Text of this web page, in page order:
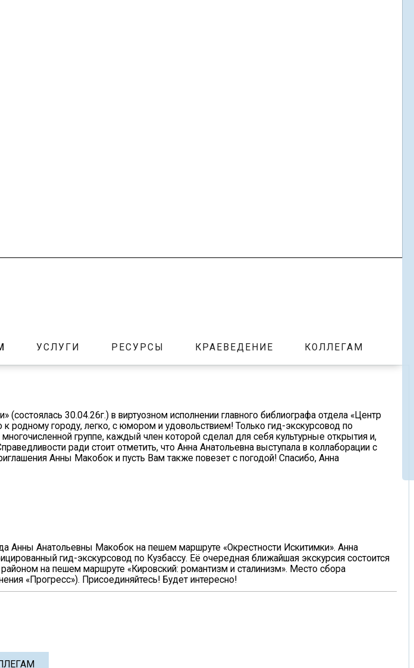
УСЛУГИ РЕСУРСЫ КРАЕВЕДЕНИЕ КОЛЛЕГАМ
30.04.26г.) в виртуозном исполнении главного библиографа отдела «Центр
родному городу, легко, с юмором и удовольствием! Только гид-экскурсовод по
группе, каждый член которой сделал для себя культурные открытия и,
ради стоит отметить, что Анна Анатольевна выступала в коллаборации с
Анны Макобок и пусть Вам также повезет с погодой! Спасибо, Анна
Анны Анатольевны Макобок на пешем маршруте «Окрестности Искитимки». Анна
гид-экскурсовод по Кузбассу. Её очередная ближайшая экскурсия состоится
на пешем маршруте «Кировский: романтизм и сталинизм». Место сбора
«Прогресс»). Присоединяйтесь! Будет интересно!